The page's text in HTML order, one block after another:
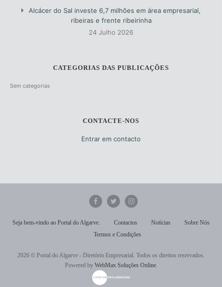
Alcácer do Sal investe 6,7 milhões em área empresarial,
ribeiras e frente ribeirinha
24 Julho 2026
CATEGORIAS DAS PUBLICAÇÕES
Sem categorias
CONTACTE-NOS
Entrar em contacto
Seja bem-vindo ao Portal do Algarve. Contactos Notícias
Sobre Nós
Termos e Condições
2026 © Portal do Algarve - Diretório Empresarial. Todos os direitos reservados.
Powered by WebMax Soluções Online.